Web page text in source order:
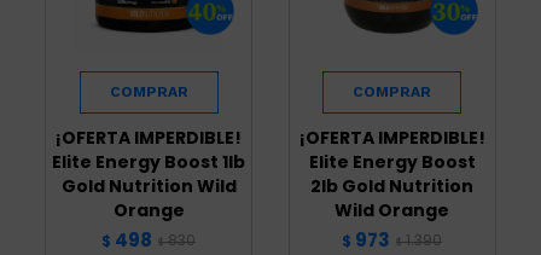
¡OFERTA IMPERDIBLE!
Elite Energy Boost 1lb
Gold Nutrition Wild
Orange
$ 498 $ 830
¡OFERTA IMPERDIBLE!
Elite Energy Boost
2lb Gold Nutrition
Wild Orange
$ 973 $ 1.390